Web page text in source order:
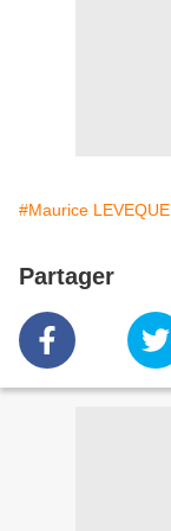
#Maurice LEVEQUE
Partager